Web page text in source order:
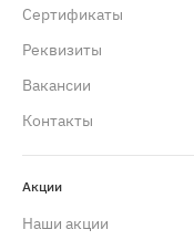
Сертификаты
Реквизиты
Вакансии
Контакты
Акции
Наши акции